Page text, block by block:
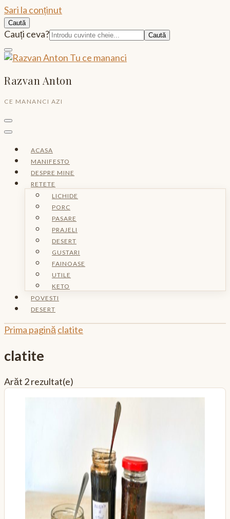
Sari la conținut
Caută
Caută:
Cauți ceva?
Razvan Anton
CE MANANCI AZI
ACASA
MANIFESTO
DESPRE MINE
RETETE
LICHIDE
PORC
PASARE
PRAJELI
DESERT
GUSTARI
FAINOASE
UTILE
KETO
POVESTI
DESERT
Prima pagină clatite
clatite
Arăt 2 rezultat(e)